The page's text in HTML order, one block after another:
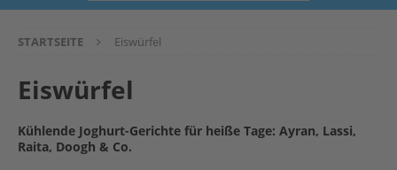
STARTSEITE Eiswürfel
Eiswürfel
Kühlende Joghurt-Gerichte für heiße Tage: Ayran, Lassi,
Raita, Doogh & Co.